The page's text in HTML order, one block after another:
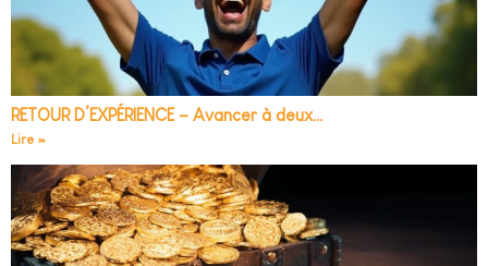
RETOUR D’EXPÉRIENCE – Avancer à deux…
Lire »